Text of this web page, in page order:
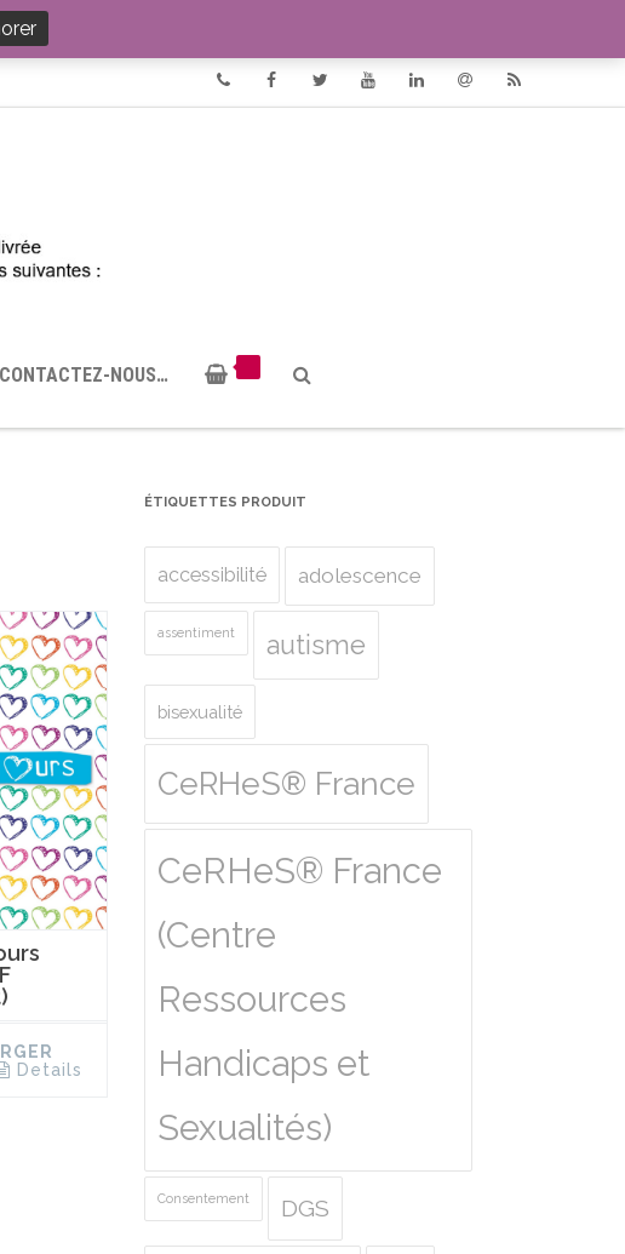
CONTACTEZ-NOUS…
Details
ÉTIQUETTES PRODUIT
accessibilité adolescence
assentiment autisme
bisexualité
CeRHeS® France
CeRHeS® France
(Centre
Ressources
Handicaps et
Sexualités)
Consentement DGS